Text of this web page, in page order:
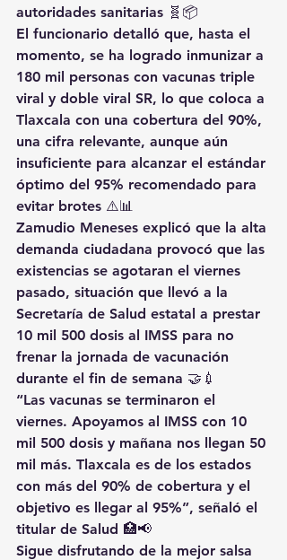
autoridades sanitarias 🧬📦
El funcionario detalló que, hasta el
momento, se ha logrado inmunizar a
180 mil personas con vacunas triple
viral y doble viral SR, lo que coloca a
Tlaxcala con una cobertura del 90%,
una cifra relevante, aunque aún
insuficiente para alcanzar el estándar
óptimo del 95% recomendado para
evitar brotes ⚠️📊
Zamudio Meneses explicó que la alta
demanda ciudadana provocó que las
existencias se agotaran el viernes
pasado, situación que llevó a la
Secretaría de Salud estatal a prestar
10 mil 500 dosis al IMSS para no
frenar la jornada de vacunación
durante el fin de semana 🤝💉
“Las vacunas se terminaron el
viernes. Apoyamos al IMSS con 10
mil 500 dosis y mañana nos llegan 50
mil más. Tlaxcala es de los estados
con más del 90% de cobertura y el
objetivo es llegar al 95%”, señaló el
titular de Salud 🏥📢
Sigue disfrutando de la mejor salsa